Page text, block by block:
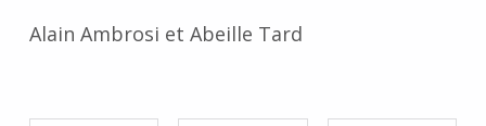
Alain Ambrosi et Abeille Tard